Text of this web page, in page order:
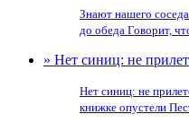
Знают нашего
до обеда Говорит,
» Нет синиц: не
Нет синиц: не
книжке опустели